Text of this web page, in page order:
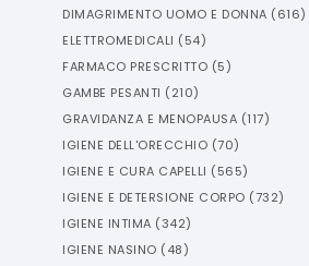
DIMAGRIMENTO UOMO E DONNA (616)
ELETTROMEDICALI (54)
FARMACO PRESCRITTO (5)
GAMBE PESANTI (210)
GRAVIDANZA E MENOPAUSA (117)
IGIENE DELL'ORECCHIO (70)
IGIENE E CURA CAPELLI (565)
IGIENE E DETERSIONE CORPO (732)
IGIENE INTIMA (342)
IGIENE NASINO (48)